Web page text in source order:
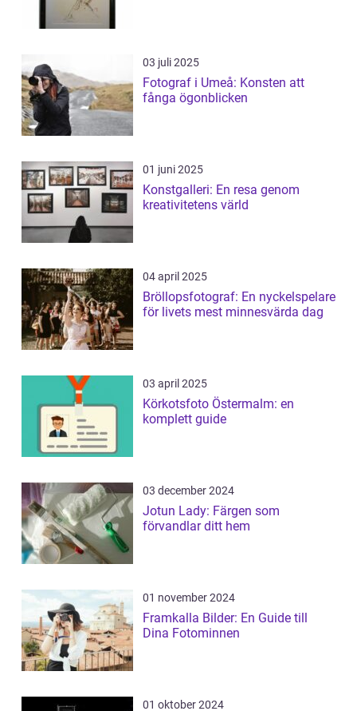
03 juli 2025
Fotograf i Umeå: Konsten att
fånga ögonblicken
01 juni 2025
Konstgalleri: En resa genom
kreativitetens värld
04 april 2025
Bröllopsfotograf: En nyckelspelare
för livets mest minnesvärda dag
03 april 2025
Körkotsfoto Östermalm: en
komplett guide
03 december 2024
Jotun Lady: Färgen som
förvandlar ditt hem
01 november 2024
Framkalla Bilder: En Guide till
Dina Fotominnen
01 oktober 2024